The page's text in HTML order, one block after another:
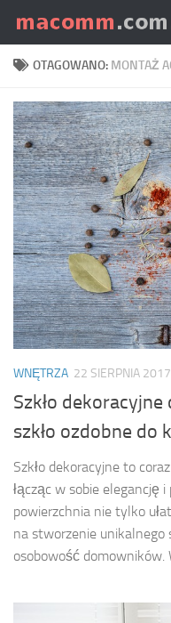
Skip to content
OTAGOWANO: MONTAŻ
WNĘTRZA 22 SIERPNIA 2017
Szkło
szkło ozdobne do
Szkło dekoracyjne to
łącząc w sobie elegancję
powierzchnia nie tylko
na stworzenie
osobowość domowników.